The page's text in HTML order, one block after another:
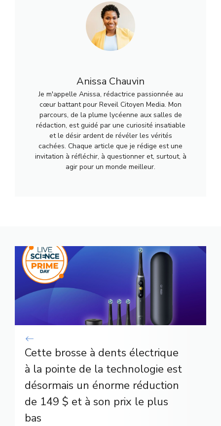
Anissa Chauvin
Je m'appelle Anissa, rédactrice passionnée au
cœur battant pour Reveil Citoyen Media. Mon
parcours, de la plume lycéenne aux salles de
rédaction, est guidé par une curiosité insatiable
et le désir ardent de révéler les vérités
cachées. Chaque article que je rédige est une
invitation à réfléchir, à questionner et, surtout, à
agir pour un monde meilleur.
Cette brosse à dents électrique
à la pointe de la technologie est
désormais un énorme réduction
de 149 $ et à son prix le plus
bas